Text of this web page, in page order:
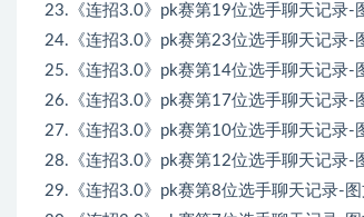
23.《连招3.0》pk赛第19位选手聊天记录-
24.《连招3.0》pk赛第23位选手聊天记录-
25.《连招3.0》pk赛第14位选手聊天记录-
26.《连招3.0》pk赛第17位选手聊天记录-
27.《连招3.0》pk赛第10位选手聊天记录-
28.《连招3.0》pk赛第12位选手聊天记录-
29.《连招3.0》pk赛第8位选手聊天记录-